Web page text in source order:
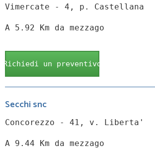
Vimercate - 4, p. Castellana
A 5.92 Km da mezzago
Richiedi un preventivo
Secchi snc
Concorezzo - 41, v. Liberta'
A 9.44 Km da mezzago